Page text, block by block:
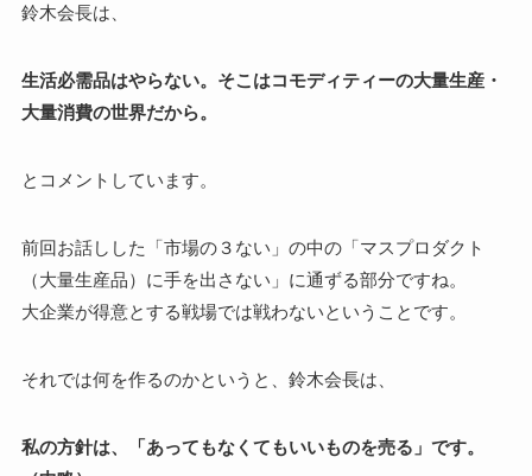
鈴木会長は、
生活必需品はやらない。そこはコモディティーの大量生産・
大量消費の世界だから。
とコメントしています。
前回お話しした「市場の３ない」の中の「マスプロダクト
（大量生産品）に手を出さない」に通ずる部分ですね。
大企業が得意とする戦場では戦わないということです。
それでは何を作るのかというと、鈴木会長は、
私の方針は、「あってもなくてもいいものを売る」です。